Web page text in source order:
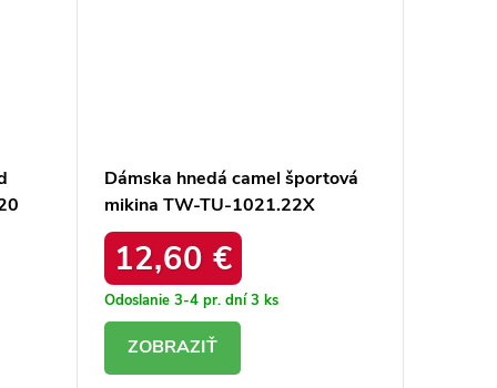
Dámska hnedá camel športová
mikina TW-TU-1021.22X
12,60 €
Odoslanie 3-4 pr. dní3 ks